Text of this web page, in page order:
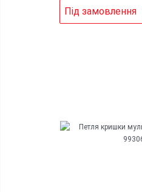
Під замовлення